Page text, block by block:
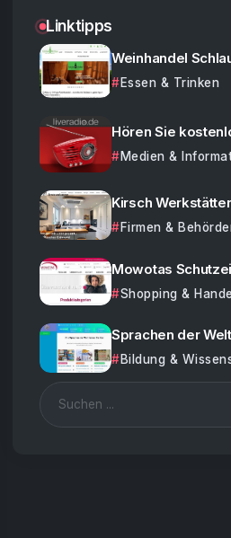
Linktipps
Weinhandel
Essen & Trinken
Hören Sie
Medien &
Kirsch
Firmen &
Mowotas
Shopping & Handel
Sprachen der
Bildung &